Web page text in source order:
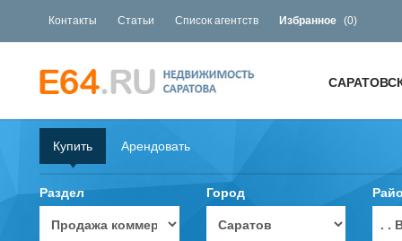
Контакты Статьи Список агентств Избранное (0)
Купить Арендовать
Раздел Город
. .